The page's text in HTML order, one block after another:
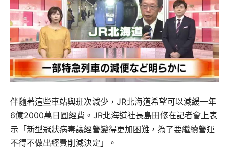
伴隨著這些車站與班次減少，JR北海道希望可以減緩一年
6億2000萬日圓經費。JR北海道社長島田修在記者會上表
示「新型冠狀病毒讓經營變得更加困難，為了要繼續營運
不得不做出經費削減決定」。